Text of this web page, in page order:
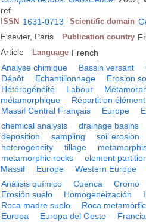
ref
ISSN 1631-0713 Scientific domain
Elsevier, Paris Publication country
Article Language French
Analyse chimique Bassin versant
Dépôt
Echantillonnage Erosion
Hétérogénéité
Labour
métamorphique
Répartition élément
Massif Central Français
Europe
chemical analysis drainage basins
deposition
sampling soil erosion
heterogeneity
tillage
metamorphic rocks
element
Massif
Europe Western Europe
Análisis químico Cuenca Cromo
Erosión suelo
Homogeneización
Roca madre suelo
Roca
Europa
Europa del Oeste Francia